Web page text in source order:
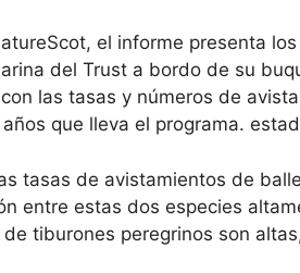
el informe presenta
del Trust a bordo de su
las tasas y números de
que lleva el programa.
tasas de avistamientos de
entre estas dos especies
tiburones peregrinos son